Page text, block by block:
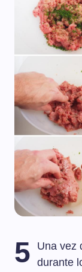
5
Una vez
durante